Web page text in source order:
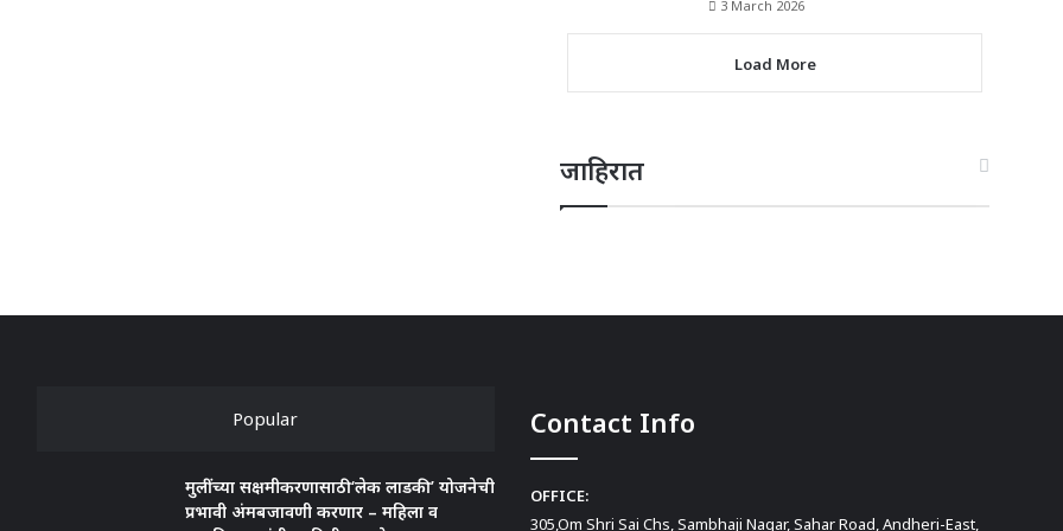
3 March 2026
Load More
जाहिरात
Popular
मुलींच्या सक्षमीकरणासाठी ‘लेक लाडकी’ योजनेची
प्रभावी अंमबजावणी करणार – महिला व
Contact Info
OFFICE:
305,Om Shri Sai Chs, Sambhaji Nagar, Sahar Road, Andheri-East,